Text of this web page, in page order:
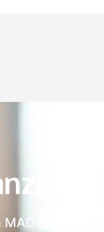
MAD a Bione